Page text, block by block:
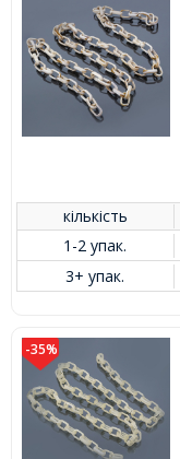
кількість
1-2 упак.
3+ упак.
-35%